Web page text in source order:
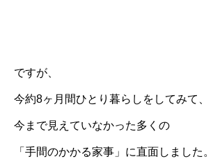
ですが、
今約8ヶ月間ひとり暮らしをしてみて、
今まで見えていなかった多くの
「手間のかかる家事」に直面しました。